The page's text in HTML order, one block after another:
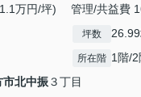
万円/坪) 管理/共益費
坪数
所在階 1階/2
市北中振３丁目